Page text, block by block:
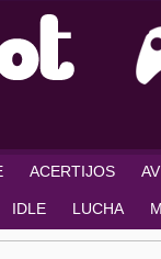
ACERTIJOS
IDLE LUCHA